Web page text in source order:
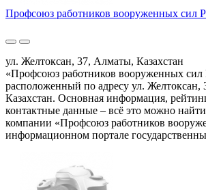
Профсоюз работников вооруженных сил
ул. Желтоксан, 37, Алматы, Казахстан
«Профсоюз работников вооруженных
расположенный по адресу ул. Желтоксан,
Казахстан. Основная информация,
контактные данные – всё это можно
компании «Профсоюз работников
информационном портале